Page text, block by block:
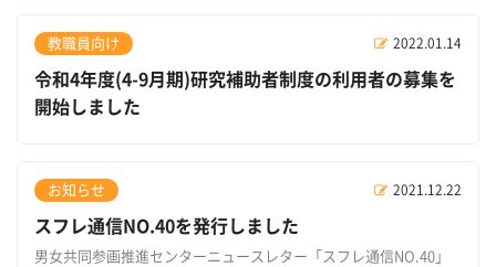
教職員向け 2022.01.14
令和4年度(4-9月期)研究補助者制度の利用者の募集を
開始しました
お知らせ 2021.12.22
スフレ通信NO.40を発行しました
男女共同参画推進センターニュースレター「スフレ通信NO.40」